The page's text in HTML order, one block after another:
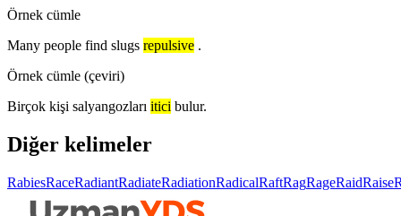
Örnek cümle
Many people find slugs repulsive .
Örnek cümle (çeviri)
Birçok kişi salyangozları itici bulur.
Diğer kelimeler
RabiesRaceRadiantRadiateRadiationRadicalRaftRagRageRaidRaise